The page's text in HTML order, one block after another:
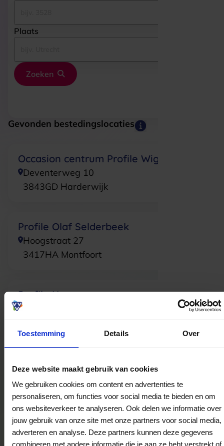
Toestemming Details Over
Deze website maakt gebruik van cookies
We gebruiken cookies om content en advertenties te
personaliseren, om functies voor social media te bieden en om
ons websiteverkeer te analyseren. Ook delen we informatie over
jouw gebruik van onze site met onze partners voor social media,
adverteren en analyse. Deze partners kunnen deze gegevens
combineren met andere informatie die je aan ze hebt verstrekt of
Plaats
Zoeken
Gevonden bestedingslocaties
Occasion centrum Profile Wigger
Deventerweg 10
3843GD Harderwijk
Profile Olaf Selderbeek
Hoogstraat 27
3417HA Montfoort
Profile Hoogeveen
2805KL Gouda
Bennebroekerlaan 83
2121GS Bennebroek
Profile Harlingen